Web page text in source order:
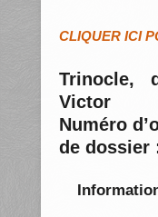
CLIQUER ICI
Trinocle,
Victor
Numéro
de dossier